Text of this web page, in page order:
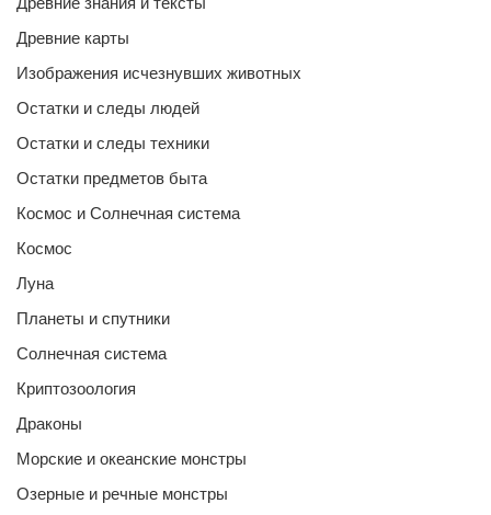
Древние карты
Изображения исчезнувших животных
Остатки и следы людей
Остатки и следы техники
Остатки предметов быта
Космос и Солнечная система
Космос
Луна
Планеты и спутники
Солнечная система
Криптозоология
Драконы
Морские и океанские монстры
Озерные и речные монстры